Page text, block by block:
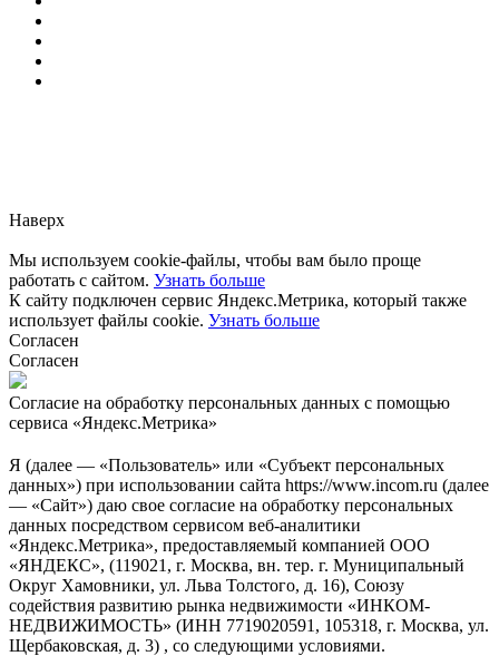
Наверх
Мы используем cookie-файлы, чтобы вам было проще
работать с сайтом. Узнать больше
К сайту подключен сервис Яндекс.Метрика, который также
использует файлы cookie. Узнать больше
Согласен
Согласен
Согласие на обработку персональных данных с помощью
сервиса «Яндекс.Метрика»
Я (далее — «Пользователь» или «Субъект персональных
данных») при использовании сайта https://www.incom.ru (далее
— «Сайт») даю свое согласие на обработку персональных
данных посредством сервисом веб-аналитики
«Яндекс.Метрика», предоставляемый компанией ООО
«ЯНДЕКС», (119021, г. Москва, вн. тер. г. Муниципальный
Округ Хамовники, ул. Льва Толстого, д. 16), Союзу
содействия развитию рынка недвижимости «ИНКОМ-
НЕДВИЖИМОСТЬ» (ИНН 7719020591, 105318, г. Москва, ул.
Щербаковская, д. 3) , со следующими условиями.